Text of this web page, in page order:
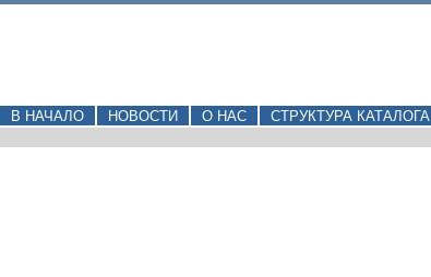
В НАЧАЛО НОВОСТИ О НАС СТРУКТУРА КАТАЛОГА